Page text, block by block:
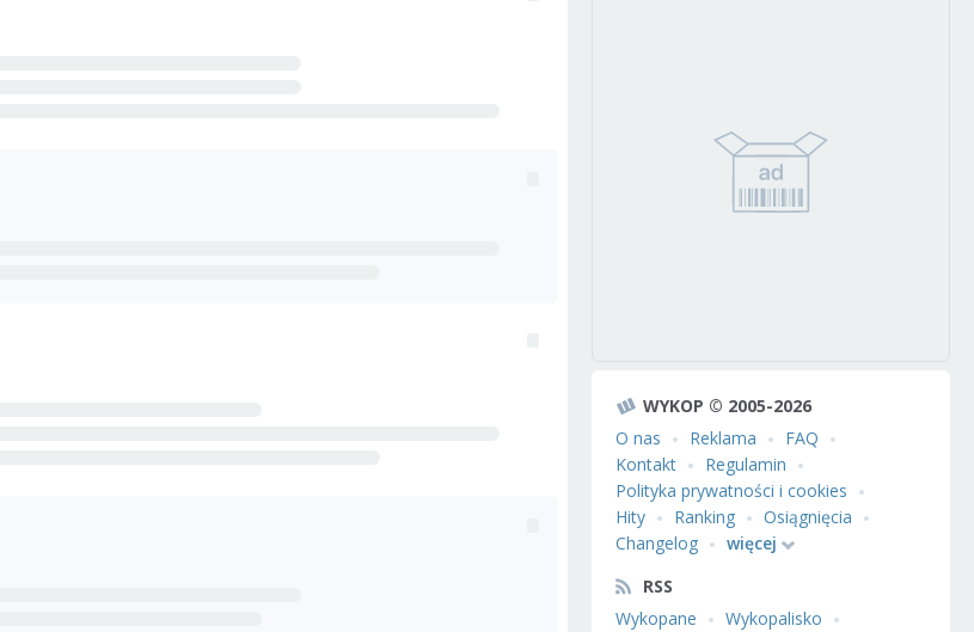
WYKOP © 2005-2026
O nas
Reklama
FAQ
Kontakt
Regulamin
Polityka prywatności i cookies
Hity
Ranking
Osiągnięcia
Changelog
więcej
RSS
Wykopane
Wykopalisko